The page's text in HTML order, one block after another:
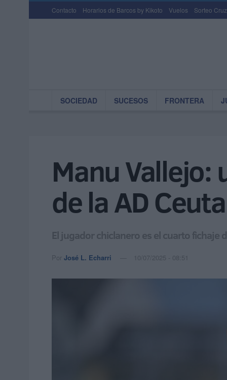
Contacto Horarios de Barcos by Kikoto Vuelos Sorteo
SOCIEDAD SUCESOS FRONTERA
Manu Vallejo:
de la AD Ceuta
El jugador chiclanero es el cuarto fichaje
Por José L. Echarri 10/07/2025 - 08:51